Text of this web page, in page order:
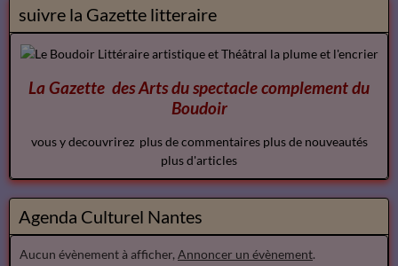
suivre la Gazette litteraire
La Gazette des Arts du spectaclecomplementdu
Boudoir
vous y decouvrirez plus de commentaires plus de nouveautés
plus d'articles
Agenda Culturel Nantes
Aucun évènement à afficher, Annoncer un évènement.